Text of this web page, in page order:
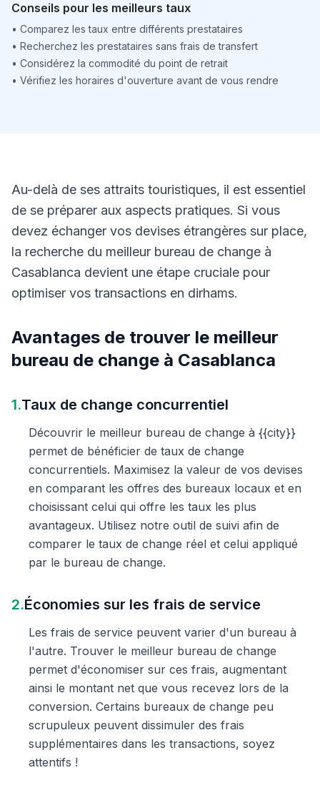
Conseils pour les meilleurs taux
• Comparez les taux entre différents prestataires
• Recherchez les prestataires sans frais de transfert
• Considérez la commodité du point de retrait
• Vérifiez les horaires d'ouverture avant de vous rendre
Au-delà de ses attraits touristiques, il est essentiel
de se préparer aux aspects pratiques. Si vous
devez échanger vos devises étrangères sur place,
la recherche du meilleur bureau de change à
Casablanca devient une étape cruciale pour
optimiser vos transactions en dirhams.
Avantages de trouver le meilleur
bureau de change à Casablanca
1.Taux de change concurrentiel
Découvrir le meilleur bureau de change à {{city}}
permet de bénéficier de taux de change
concurrentiels. Maximisez la valeur de vos devises
en comparant les offres des bureaux locaux et en
choisissant celui qui offre les taux les plus
avantageux. Utilisez notre outil de suivi afin de
comparer le taux de change réel et celui appliqué
par le bureau de change.
2.Économies sur les frais de service
Les frais de service peuvent varier d'un bureau à
l'autre. Trouver le meilleur bureau de change
permet d'économiser sur ces frais, augmentant
ainsi le montant net que vous recevez lors de la
conversion. Certains bureaux de change peu
scrupuleux peuvent dissimuler des frais
supplémentaires dans les transactions, soyez
attentifs !